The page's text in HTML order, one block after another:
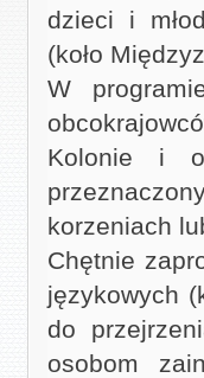
dzieci i
(koło
W
Kolonie i
korzeniach
Chętnie
językowych
do
osobom